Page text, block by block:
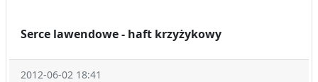
Serce lawendowe - haft krzyżykowy
2012-06-02 18:41